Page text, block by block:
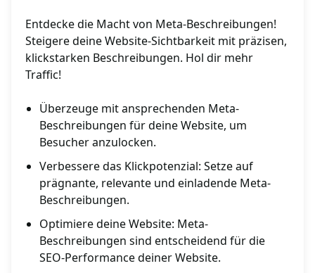
Entdecke die Macht von Meta-Beschreibungen!
Steigere deine Website-Sichtbarkeit mit präzisen,
klickstarken Beschreibungen. Hol dir mehr
Traffic!
Überzeuge mit ansprechenden Meta-
Beschreibungen für deine Website, um
Besucher anzulocken.
Verbessere das Klickpotenzial: Setze auf
prägnante, relevante und einladende Meta-
Beschreibungen.
Optimiere deine Website: Meta-
Beschreibungen sind entscheidend für die
SEO-Performance deiner Website.